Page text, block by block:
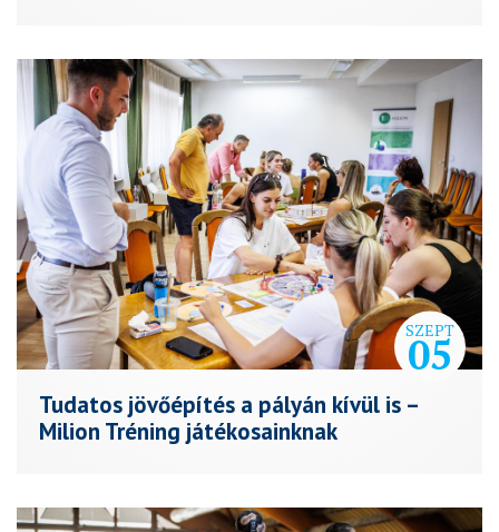
SZEPT
05
Tudatos jövőépítés a pályán kívül is –
Milion Tréning játékosainknak